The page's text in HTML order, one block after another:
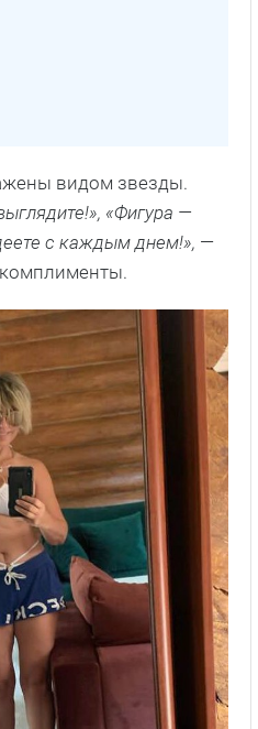
видом звезды.
«Фигура —
с каждым днем!», —